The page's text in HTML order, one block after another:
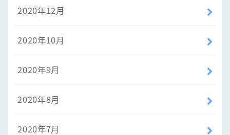
2020年12月
2020年10月
2020年9月
2020年8月
2020年7月